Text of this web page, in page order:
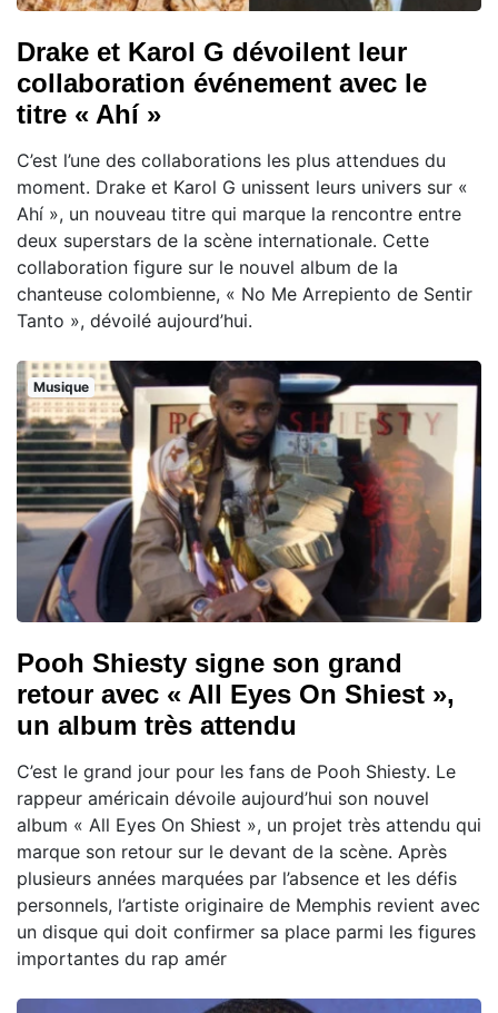
Drake et Karol G dévoilent leur
collaboration événement avec le
titre « Ahí »
C’est l’une des collaborations les plus attendues du
moment. Drake et Karol G unissent leurs univers sur «
Ahí », un nouveau titre qui marque la rencontre entre
deux superstars de la scène internationale. Cette
collaboration figure sur le nouvel album de la
chanteuse colombienne, « No Me Arrepiento de Sentir
Tanto », dévoilé aujourd’hui.
Musique
Pooh Shiesty signe son grand
retour avec « All Eyes On Shiest »,
un album très attendu
C’est le grand jour pour les fans de Pooh Shiesty. Le
rappeur américain dévoile aujourd’hui son nouvel
album « All Eyes On Shiest », un projet très attendu qui
marque son retour sur le devant de la scène. Après
plusieurs années marquées par l’absence et les défis
personnels, l’artiste originaire de Memphis revient avec
un disque qui doit confirmer sa place parmi les figures
importantes du rap amér